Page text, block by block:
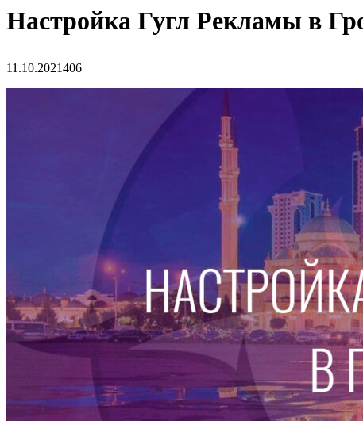
Настройка Гугл Рекламы в
11.10.2021406